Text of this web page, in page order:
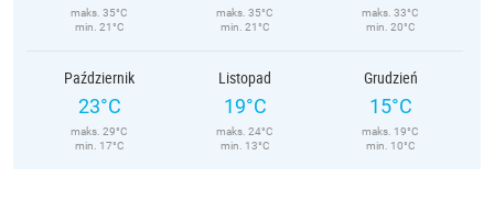
maks. 35°C
min. 21°C
maks. 35°C
min. 21°C
maks. 33°C
min. 20°C
Październik
23°C
maks. 29°C
min. 17°C
Listopad
19°C
maks. 24°C
min. 13°C
Grudzień
15°C
maks. 19°C
min. 10°C